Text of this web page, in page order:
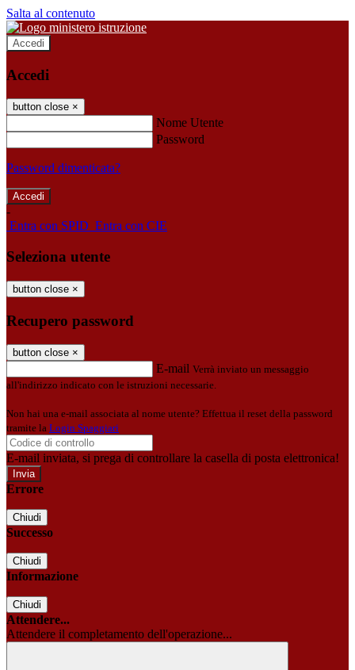
Salta al contenuto
Accedi
Accedi
button close ×
Nome Utente
Password
Password dimenticata?
-
Entra con SPID Entra con CIE
Seleziona utente
button close ×
Recupero password
button close ×
E-mail Verrà inviato un messaggio
all'indirizzo indicato con le istruzioni necessarie.
Non hai una e-mail associata al nome utente? Effettua il reset della password
tramite la Login Spaggiari
E-mail inviata, si prega di controllare la casella di posta elettronica!
Errore
Chiudi
Successo
Chiudi
Informazione
Chiudi
Attendere...
Attendere il completamento dell'operazione...